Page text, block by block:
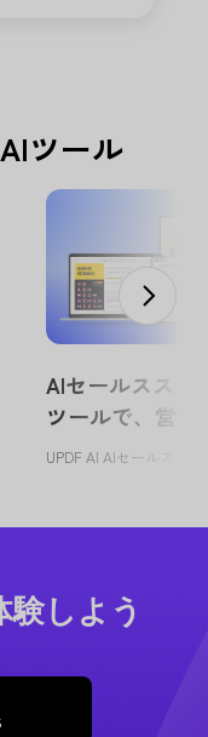
ツール
AIセールススク
ツールで、営業
化
しよう